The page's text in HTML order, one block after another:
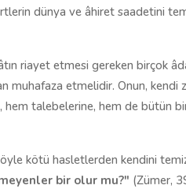
dünya ve âhiret saadetini
riayet etmesi gereken birçok
muhafaza etmelidir. Onun, kendi
hem talebelerine, hem de bütün
kötü hasletlerden kendini
bir olur mu?" (Zümer,